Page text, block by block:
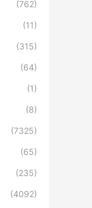
(762)
(11)
(315)
(64)
(1)
(8)
(7325)
(65)
(235)
(4092)